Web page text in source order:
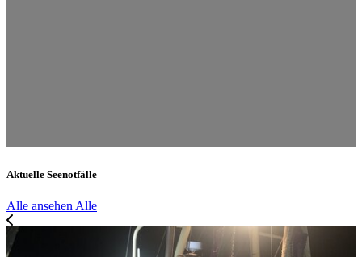
Aktuelle Seenotfälle
Alle ansehen Alle